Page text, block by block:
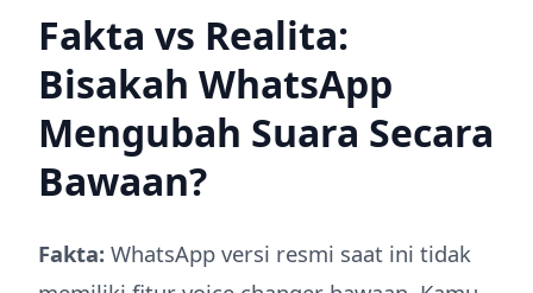
Fakta vs Realita:
Bisakah WhatsApp
Mengubah Suara Secara
Bawaan?
Fakta: WhatsApp versi resmi saat ini tidak